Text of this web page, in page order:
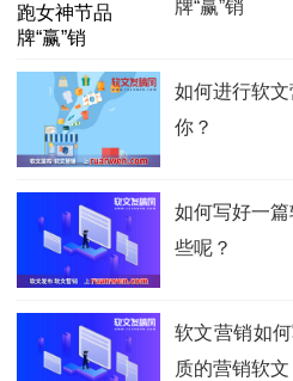
牌“赢”销
如何进行软
你？
如何写好一
些呢？
软文营销如
质的营销软文